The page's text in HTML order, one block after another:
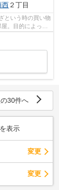
西２丁目
という時の買い物
。目的によって
30件へ
表示
変更
変更